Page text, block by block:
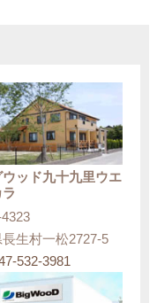
ウッド九十九里ウエ
生村一松2727-5
532-3981